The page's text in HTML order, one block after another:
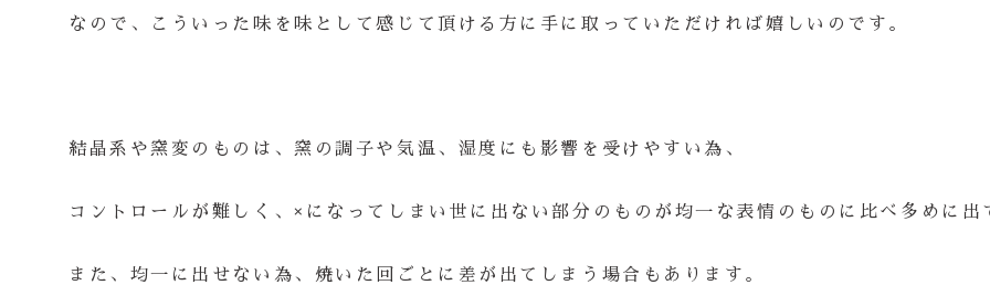
なので、こういった味を味として感じて頂ける方に手に取っていただければ嬉しいのです。
結晶系や窯変のものは、窯の調子や気温、湿度にも影響を受けやすい為、
コントロールが難しく、×になってしまい世に出ない部分のものが均一な表情のものに比べ多めに出
また、均一に出せない為、焼いた回ごとに差が出てしまう場合もあります。